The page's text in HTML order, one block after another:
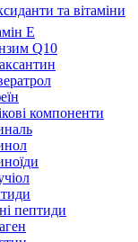
та вітаміни
Е
Q10
компоненти
пептиди